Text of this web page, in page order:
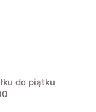
do piątku